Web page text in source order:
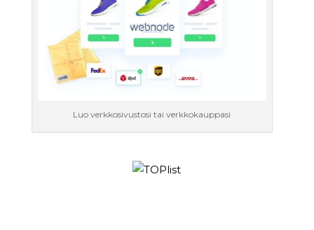
Luo verkkosivustosi tai verkkokauppasi